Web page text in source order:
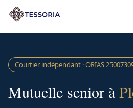
Aller au contenu principal
Courtier indépendant · ORIAS
Mutuelle senior à